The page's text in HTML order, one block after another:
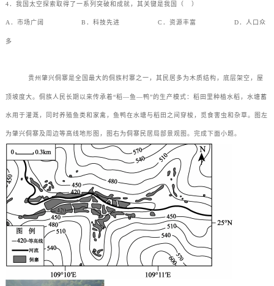
4．我国太空探索取得了一系列突破和成就，其关键是我国（ ）
A．市场广阔 B．科技先进 C．资源丰富 D．人口众
多
贵州肇兴侗寨是全国最大的侗族村寨之一，其民居多为木质结构，底层架空，屋
顶坡度大。侗族人民长期以来传承着“稻—鱼—鸭”的生产模式：稻田里种植水稻，水塘蓄
水用于灌溉，同时养殖鱼类和家禽，鱼鸭在水塘与稻田之间穿梭，觅食害虫和杂草。图左
为肇兴侗寨及周边等高线地形图，图右为侗寨民居局部景观图。完成下面小题。